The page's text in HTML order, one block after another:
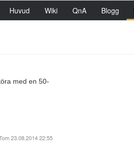
Huvud Wiki QnA Blogg
med en 50-
23.08.2014 22:55